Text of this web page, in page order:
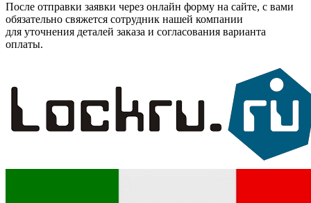
После отправки заявки через онлайн форму на сайте, с вами
обязательно свяжется сотрудник нашей компании
для уточнения деталей заказа и согласования варианта
оплаты.